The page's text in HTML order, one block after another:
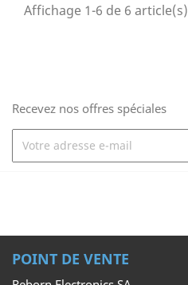
Affichage 1-6 de 6 article(s)
Recevez nos offres spéciales
POINT DE VENTE